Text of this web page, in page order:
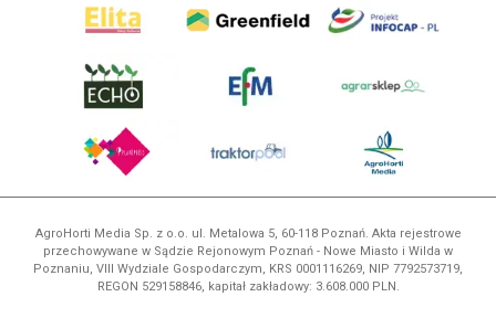
AgroHorti Media Sp. z o.o. ul. Metalowa 5, 60-118 Poznań. Akta rejestrowe
przechowywane w Sądzie Rejonowym Poznań - Nowe Miasto i Wilda w
Poznaniu, VIII Wydziale Gospodarczym, KRS 0001116269, NIP 7792573719,
REGON 529158846, kapitał zakładowy: 3.608.000 PLN.